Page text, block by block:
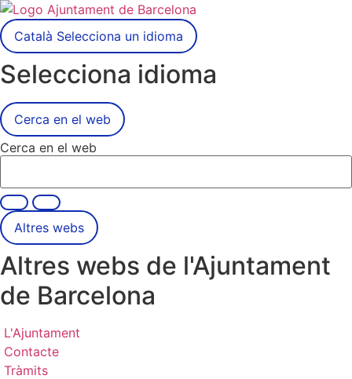
Català Selecciona un idioma
Selecciona idioma
Cerca en el web
Cerca en el web
Altres webs
Altres webs de l'Ajuntament
de Barcelona
L'Ajuntament
Contacte
Tràmits